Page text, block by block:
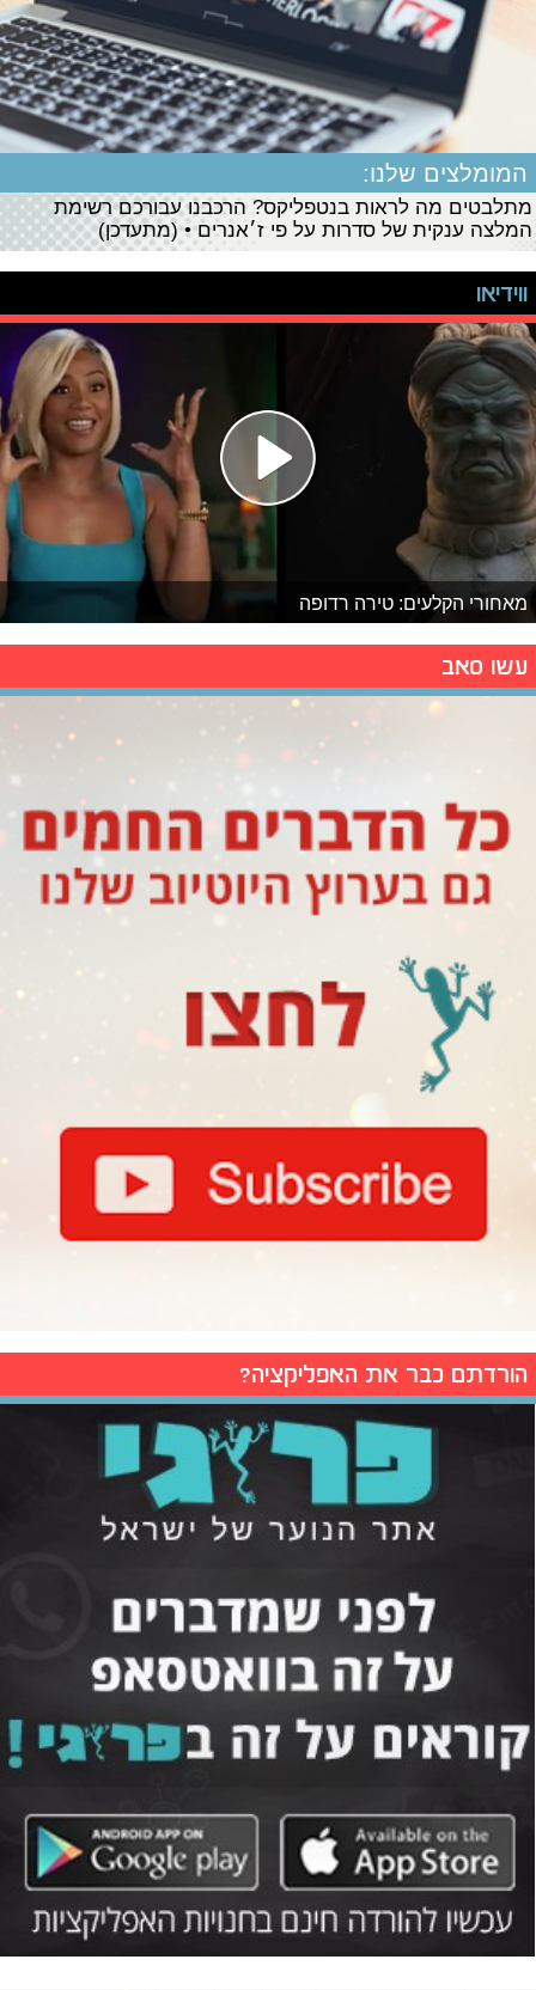
המומלצים שלנו:
מתלבטים מה לראות בנטפליקס? הרכבנו עבורכם רשימת
המלצה ענקית של סדרות על פי ז׳אנרים • (מתעדכן)
ווידיאו
מאחורי הקלעים: טירה רדופה
עשו סאב
הורדתם כבר את האפליקציה?